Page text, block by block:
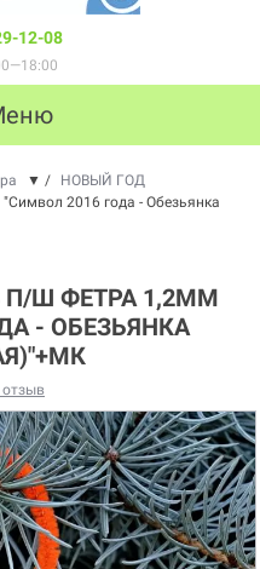
12-08
▼ /
НОВЫЙ ГОД
2016 года - Обезьянка
Ш ФЕТРА 1,2ММ
- ОБЕЗЬЯНКА